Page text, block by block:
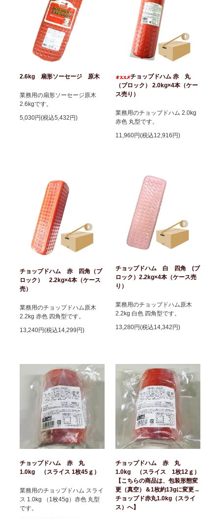
2.6kg 扇形ソーセージ 原木
業務用の扇形ソーセージ原木
2.6kgです。
5,030円(税込5,432円)
チョップドハム 赤 丸
（ブロック） 2.0kg×4本（ケー
ス売り）
業務用のチョップドハム 2.0kg
赤色 丸型です。
11,960円(税込12,916円)
チョップドハム 赤 四角（ブ
ロック） 2.2kg×4本（ケース
売）
業務用のチョップドハム原木
2.2kg 赤色 四角型です。
13,240円(税込14,299円)
チョップドハム 白 四角 (ブ
ロック）2.2kg×4本（ケース売
り）
業務用のチョップドハム原木
2.2kg 白色 四角型です。
13,280円(税込14,342円)
チョップドハム 赤 丸
1.0kg （スライス 1枚45ｇ）
業務用のチョップドハム スライ
ス 1.0kg （1枚45g）赤色 丸型
です。
チョップドハム 赤 丸
1.0kg （スライス 1枚12ｇ）
【こちらの商品は、包装形態変
更（真空）＆1枚約13gに変更→
チョップド赤丸1.0kg（スライ
ス）へ】